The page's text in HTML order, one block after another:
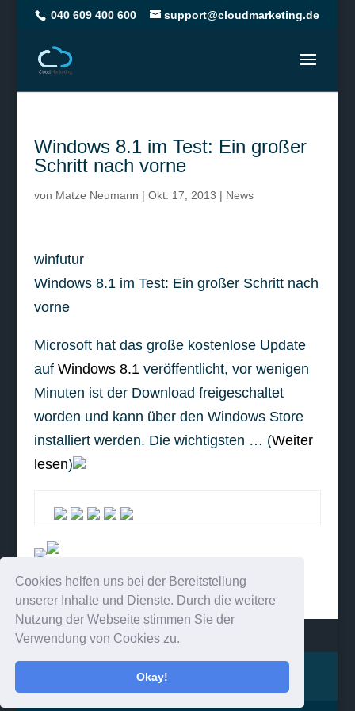
Cookies helfen uns bei der Bereitstellung
unserer Inhalte und Dienste. Durch die weitere
Nutzung der Webseite stimmen Sie der
Verwendung von Cookies zu.
Okay!
040 609 400 600 support@cloudmarketing.de
Windows 8.1 im Test: Ein großer
Schritt nach vorne
von Matze Neumann | Okt. 17, 2013 | News
winfutur
Windows 8.1 im Test: Ein großer Schritt nach
vorne
Microsoft hat das große kostenlose Update
auf Windows 8.1veröffentlicht, vor wenigen
Minuten ist der Download freigeschaltet
worden und kann über den Windows Store
installiert werden. Die wichtigsten … (Weiter
lesen)
weiterlesen
Impressum